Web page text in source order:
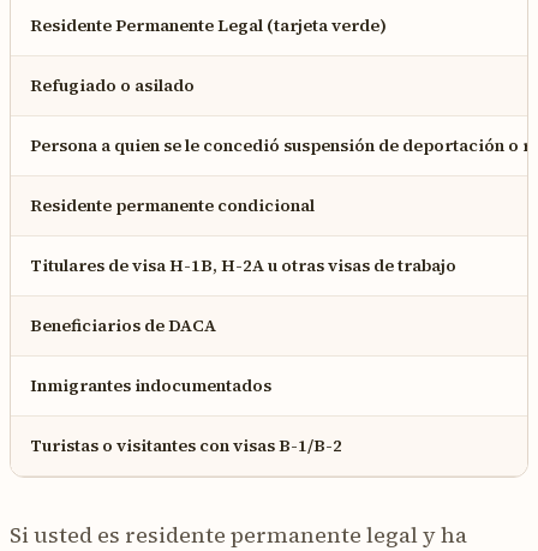
Residente Permanente Legal (tarjeta verde)
Refugiado o asilado
Persona a quien se le concedió suspensión de deportación o
Residente permanente condicional
Titulares de visa H-1B, H-2A u otras visas de trabajo
Beneficiarios de DACA
Inmigrantes indocumentados
Turistas o visitantes con visas B-1/B-2
Si usted es residente permanente legal y ha